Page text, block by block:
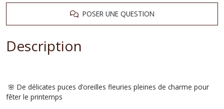
POSER UNE QUESTION
Description
🌸 De délicates puces d’oreilles fleuries pleines de charme pour
fêter le printemps